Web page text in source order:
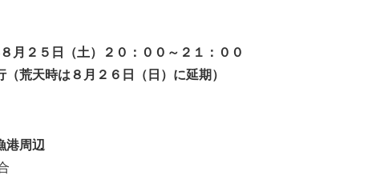
８月 ２５日（土）２０：００ ～２１：００
荒天時は ８月２６日 （ 日）に延期 ）
港周辺